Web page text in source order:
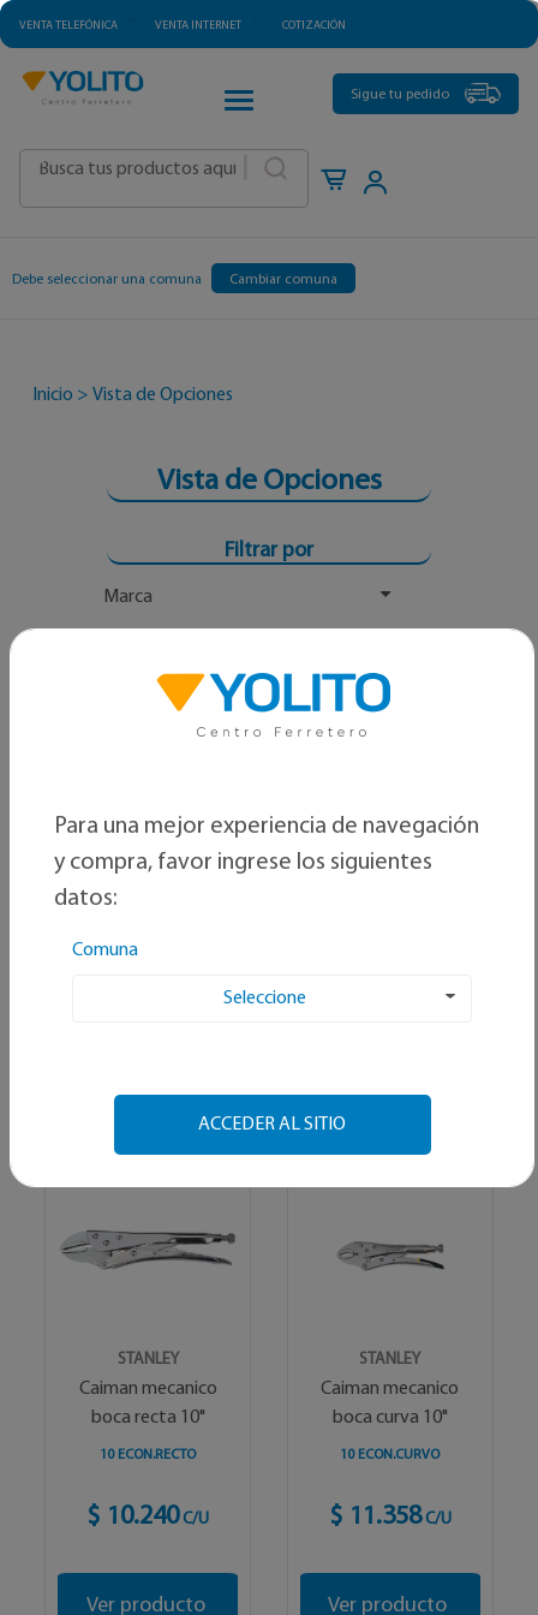
VENTA TELEFÓNICA VENTA INTERNET COTIZACIÓN
CATEGORÍAS
Sigue tu pedido
Debe seleccionar una comuna Cambiar comuna
Inicio > Vista de Opciones
Vista de Opciones
Filtrar por
Marca
Alfabetico
STANLEY
Caiman mecanico
boca recta 10"
10 ECON.RECTO
$ 10.240 C/U
Ver producto
STANLEY
Caiman mecanico
boca curva 10"
10 ECON.CURVO
$ 11.358 C/U
Ver producto
Para una mejor experiencia de navegación
y compra, favor ingrese los siguientes
datos:
Comuna
Seleccione
ACCEDER AL SITIO